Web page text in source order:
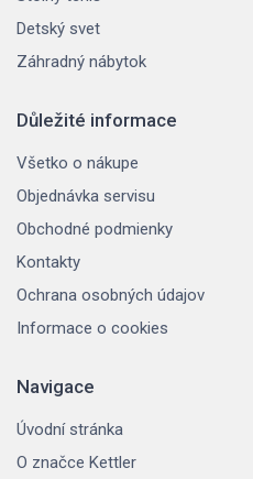
Detský svet
Záhradný nábytok
Důležité informace
Všetko o nákupe
Objednávka servisu
Obchodné podmienky
Kontakty
Ochrana osobných údajov
Informace o cookies
Navigace
Úvodní stránka
O značce Kettler